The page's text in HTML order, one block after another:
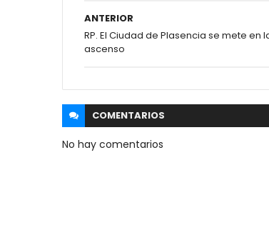
ANTERIOR
RP. El Ciudad de Plasencia se mete en
ascenso
COMENTARIOS
No hay comentarios